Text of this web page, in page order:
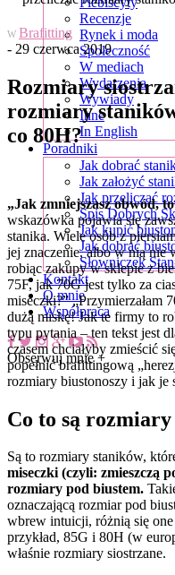
Recenzje
Rynek i moda
Społeczność
W mediach
Wydarzenia
Wywiady
Inne
In English
Poradniki
Jak dobrać
Jak założyć
Jak przeliczać
Spis Dobrych
Jak kupić
Jak dobrać
Słowniczek
Kontakt
O mnie
Współpraca
Obserwuj mnie +
W Brafitting
- 29 czerwca 2019
Rozmiary
rozmiary
co 80H?
„Jak zmniejszasz obwód,
wskazówka pojawia się
stanika. Wiele osób z
jej znaczenie, albo w nią nie
robiąc zakupy w sklepie z
75F, jak 70G jest tylko za
miseczki?” „Przymierzałam
dużą miskę! Jak te firmy to
typu pytania – ten tekst jest
czasem chciałyby zmieścić
popełnić brafittingową
rozmiary biustonoszy i jak je
Co to są
Są to rozmiary staników,
miseczki (czyli: zmieszczą
rozmiary pod biustem.
oznaczającą rozmiar pod
wbrew intuicji, różnią się
przykład, 85G i 80H (w
właśnie rozmiary siostrzane.